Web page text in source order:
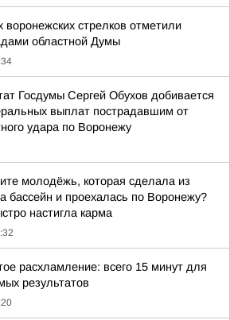
стрелков отметили
областной Думы
Госдумы Сергей Обухов добивается
выплат пострадавшим от
удара по Воронежу
молодёжь, которая сделала из
бассейн и проехалась по Воронежу?
настигла карма
расхламление: всего 15 минут для
результатов